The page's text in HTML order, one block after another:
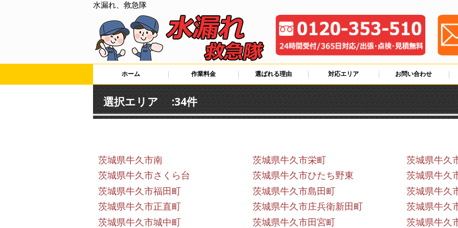
水漏れ、救急隊
ホーム 作業料金 選ばれる理由 対応エリア お問い合わせ
選択エリア :34件
茨城県牛久市南 茨城県牛久市栄町
茨城県牛久
茨城県牛久市さくら台
茨城県牛久市ひたち野東
茨城県牛久
茨城県牛久市福田町
茨城県牛久市島田町
茨城県牛久
茨城県牛久市正直町
茨城県牛久市庄兵衛新田町
茨城県牛久
茨城県牛久市城中町
茨城県牛久市田宮町
茨城県牛久